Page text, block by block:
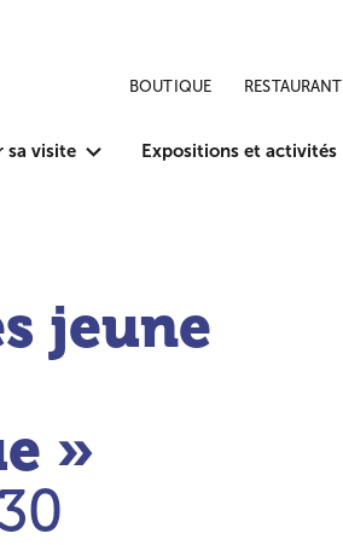
sa visite Expositions et activités
BOUTIQUE RESTAURANT
jeune
»